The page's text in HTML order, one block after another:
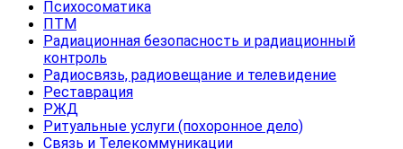
Психосоматика
ПТМ
Радиационная безопасность и радиационный
контроль
Радиосвязь, радиовещание и телевидение
Реставрация
РЖД
Ритуальные услуги (похоронное дело)
Связь и Телекоммуникации